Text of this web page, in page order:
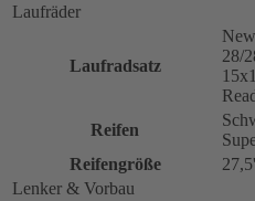
Laufräder
Laufradsatz
28/
Reifen
Reifengröße
Lenker & Vorbau